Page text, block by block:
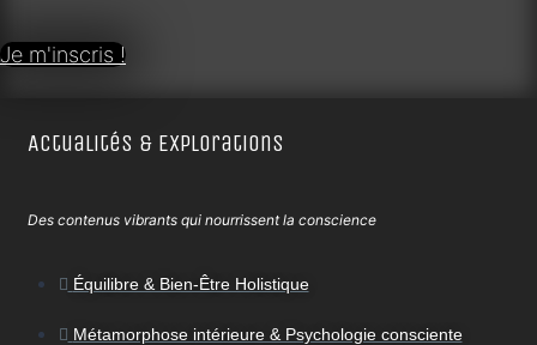
Je m'inscris !
Actualités & Explorations
Des contenus vibrants qui nourrissent la conscience
Équilibre & Bien-Être Holistique
Métamorphose intérieure & Psychologie consciente